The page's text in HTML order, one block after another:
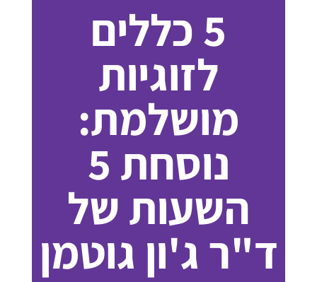
5 כללים
לזוגיות
מושלמת:
נוסחת 5
השעות של
ד"ר ג'ון גוטמן